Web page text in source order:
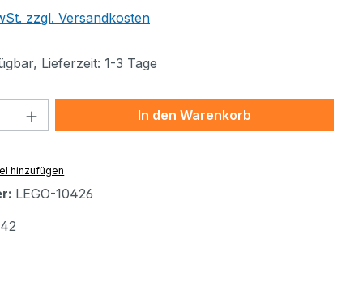
zzgl. Versandkosten
Lieferzeit: 1-3 Tage
Gib den gewünschten Wert
In den Warenkorb
hinzufügen
LEGO-10426
42